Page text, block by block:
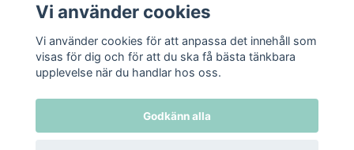
Kontakt
Vi använder cookies
Vi använder cookies för att anpassa det innehåll som
visas för dig och för att du ska få bästa tänkbara
upplevelse när du handlar hos oss.
Godkänn alla